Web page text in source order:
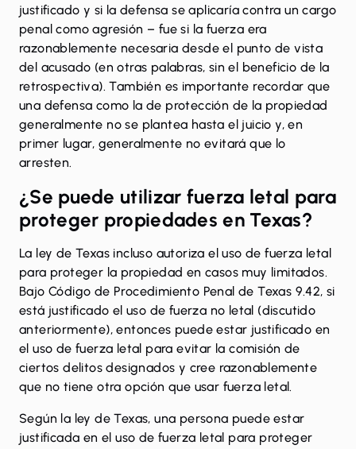
justificado y si la defensa se aplicaría contra un cargo
penal comoagresión – fue si la fuerza era
razonablemente necesaria desde el punto de vista
del acusado (en otras palabras, sin el beneficio de la
retrospectiva). También es importante recordar que
una defensa como la de protección de la propiedad
generalmente no se plantea hasta el juicio y, en
primer lugar, generalmente no evitará que lo
arresten.
¿Se puede utilizar fuerza letal para
proteger propiedades en Texas?
La ley de Texas incluso autoriza el uso de fuerza letal
para proteger la propiedad en casos muy limitados.
Bajo Código de Procedimiento Penal de Texas 9.42, si
está justificado el uso de fuerza no letal (discutido
anteriormente), entonces puede estar justificado en
el uso de fuerza letal para evitar la comisión de
ciertos delitos designados y cree razonablemente
que no tiene otra opción que usar fuerza letal.
Según la ley de Texas, una persona puede estar
justificada en el uso de fuerza letal para proteger